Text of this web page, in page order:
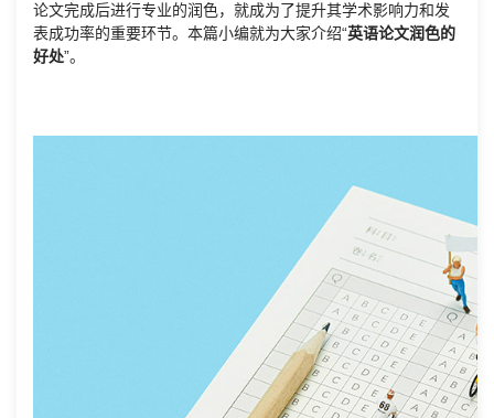
论文完成后进行专业的润色，就成为了提升其学术影响力和发
表成功率的重要环节。本篇小编就为大家介绍“英语论文润色的
好处”。